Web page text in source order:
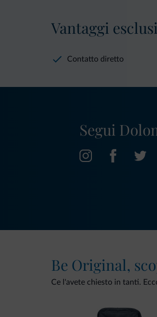
Vantaggi
Contatto diretto
Segui
Be Original,
Ce l'avete chiesto in tanti.